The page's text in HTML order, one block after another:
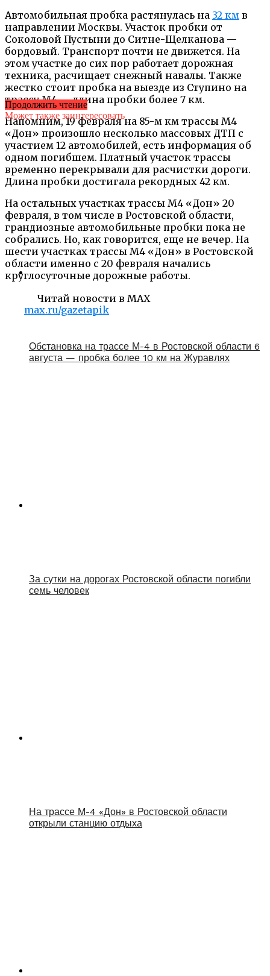
Автомобильная пробка растянулась на 32 км в
направлении Москвы. Участок пробки от
Соколовой Пустыни до Ситне-Щелканова —
бордовый. Транспорт почти не движется. На
этом участке до сих пор работает дорожная
техника, расчищает снежный навалы. Также
жестко стоит пробка на выезде из Ступино на
трассу М4 — длина пробки более 7 км.
Напомним, 19 февраля на 85-м км трассы М4
«Дон» произошло несколько массовых ДТП с
участием 12 автомобилей, есть информация об
одном погибшем. Платный участок трассы
временно перекрывали для расчистки дороги.
Длина пробки достигала рекордных 42 км.
На остальных участках трассы М4 «Дон» 20
февраля, в том числе в Ростовской области,
грандиозные автомобильные пробки пока не
собрались. Но, как говорится, еще не вечер. На
шести участках трассы М4 «Дон» в Ростовской
области именно с 20 февраля начались
круглосуточные дорожные работы.
Читай новости в MAX
max.ru/gazetapik
Продолжить чтение
Может также заинтересовать
Обстановка на трассе М-4 в Ростовской области 6
августа — пробка более 10 км на Журавлях
За сутки на дорогах Ростовской области погибли
семь человек
На трассе М-4 «Дон» в Ростовской области
открыли станцию отдыха